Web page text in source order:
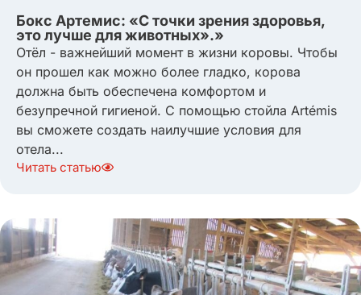
Бокс Артемис: «С точки зрения здоровья,
это лучше для животных».»
Отёл - важнейший момент в жизни коровы. Чтобы
он прошел как можно более гладко, корова
должна быть обеспечена комфортом и
безупречной гигиеной. С помощью стойла Artémis
вы сможете создать наилучшие условия для
отела...
Читать статью